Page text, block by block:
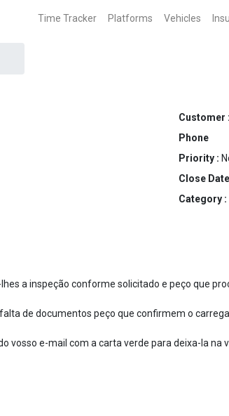
Time Tracker Platforms Vehicles
Customer :
Phone
Priority :
Close
Category :
a inspeção conforme solicitado e peço que
de documentos peço que confirmem o
vosso e-mail com a carta verde para deixa-la na